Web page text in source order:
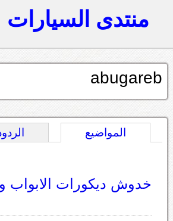
منتدى السيارات
abugareb
المواضيع
خدوش ديكورات الابواب